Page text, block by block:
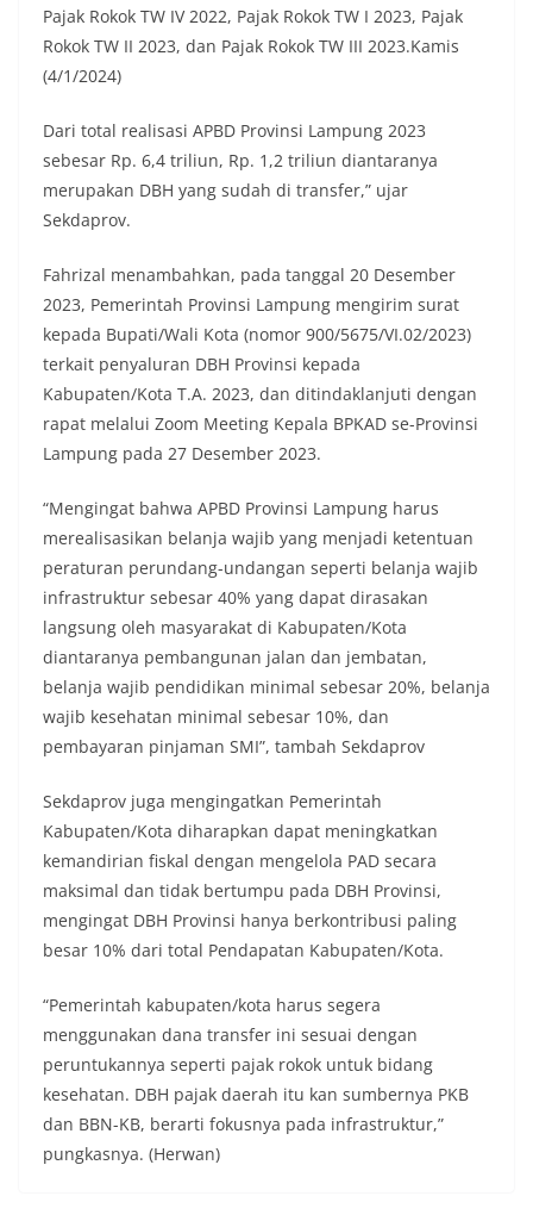
Pajak Rokok TW IV 2022, Pajak Rokok TW I 2023, Pajak
Rokok TW II 2023, dan Pajak Rokok TW III 2023.Kamis
(4/1/2024)
Dari total realisasi APBD Provinsi Lampung 2023
sebesar Rp. 6,4 triliun, Rp. 1,2 triliun diantaranya
merupakan DBH yang sudah di transfer,” ujar
Sekdaprov.
Fahrizal menambahkan, pada tanggal 20 Desember
2023, Pemerintah Provinsi Lampung mengirim surat
kepada Bupati/Wali Kota (nomor 900/5675/VI.02/2023)
terkait penyaluran DBH Provinsi kepada
Kabupaten/Kota T.A. 2023, dan ditindaklanjuti dengan
rapat melalui Zoom Meeting Kepala BPKAD se-Provinsi
Lampung pada 27 Desember 2023.
“Mengingat bahwa APBD Provinsi Lampung harus
merealisasikan belanja wajib yang menjadi ketentuan
peraturan perundang-undangan seperti belanja wajib
infrastruktur sebesar 40% yang dapat dirasakan
langsung oleh masyarakat di Kabupaten/Kota
diantaranya pembangunan jalan dan jembatan,
belanja wajib pendidikan minimal sebesar 20%, belanja
wajib kesehatan minimal sebesar 10%, dan
pembayaran pinjaman SMI”, tambah Sekdaprov
Sekdaprov juga mengingatkan Pemerintah
Kabupaten/Kota diharapkan dapat meningkatkan
kemandirian fiskal dengan mengelola PAD secara
maksimal dan tidak bertumpu pada DBH Provinsi,
mengingat DBH Provinsi hanya berkontribusi paling
besar 10% dari total Pendapatan Kabupaten/Kota.
“Pemerintah kabupaten/kota harus segera
menggunakan dana transfer ini sesuai dengan
peruntukannya seperti pajak rokok untuk bidang
kesehatan. DBH pajak daerah itu kan sumbernya PKB
dan BBN-KB, berarti fokusnya pada infrastruktur,”
pungkasnya. (Herwan)